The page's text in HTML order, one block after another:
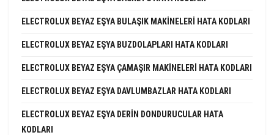
ELECTROLUX BEYAZ EŞYA BULAŞIK MAKINELERI HATA KODLARI
ELECTROLUX BEYAZ EŞYA BUZDOLAPLARI HATA KODLARI
ELECTROLUX BEYAZ EŞYA ÇAMAŞIR MAKINELERI HATA KODLARI
ELECTROLUX BEYAZ EŞYA DAVLUMBAZLAR HATA KODLARI
ELECTROLUX BEYAZ EŞYA DERIN DONDURUCULAR HATA
KODLARI